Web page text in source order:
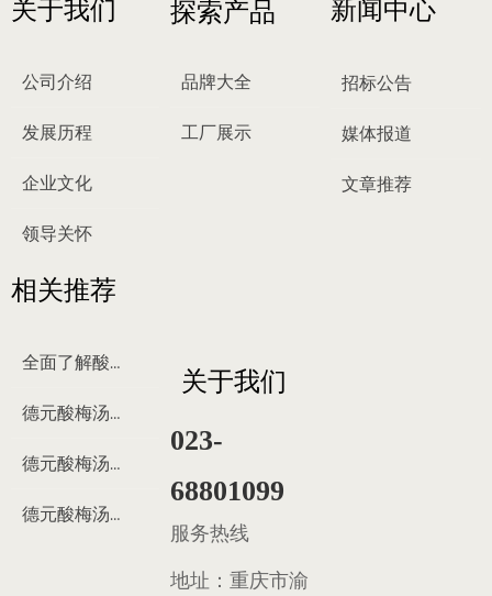
关于我们
公司介绍
发展历程
企业文化
领导关怀
探索产品
品牌大全
工厂展示
招标公告
媒体报道
文章推荐
新闻中心
关于我们
023-
68801099
服务热线
地址： 重庆市渝
相关推荐
全面了解酸梅汤
德元酸梅汤来历
德元酸梅汤制作过程
德元酸梅汤多少钱